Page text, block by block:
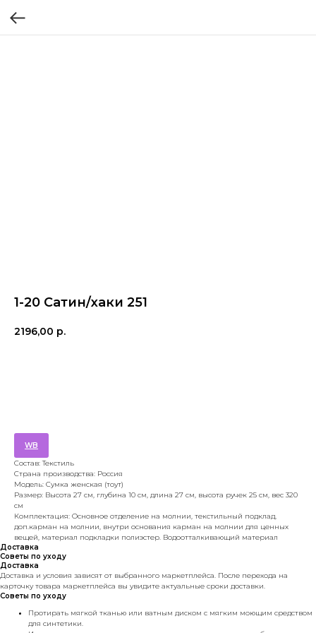
1-20 Cатин/хаки 251
2196,00 р.
WB
Состав: Текстиль
Страна производства: Россия
Модель: Сумка женская (тоут)
Размер: Высота 27 см, глубина 10 см, длина 27 см, высота ручек 25 см, вес 320
см
Комплектация: Основное отделение на молнии, текстильный подклад,
доп.карман на молнии, внутри основания карман на молнии для ценных
вещей, материал подкладки полиэстер. Водоотталкивающий материал
Доставка
Советы по уходу
Доставка
Доставка и условия зависят от выбранного маркетплейса. После перехода на
карточку товара маркетплейса вы увидите актуальные сроки доставки.
Советы по уходу
Протирать мягкой тканью или ватным диском с мягким моющим средством
для синтетики.